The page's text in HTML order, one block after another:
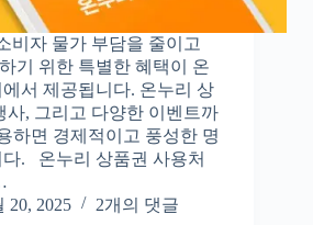
비자 물가 부담을 줄이고
기 위한 특별한 혜택이 온
서 제공됩니다. 온누리 상
사, 그리고 다양한 이벤트까
하면 경제적이고 풍성한 명
. 온누리 상품권 사용처
20, 2025 2개의 댓글